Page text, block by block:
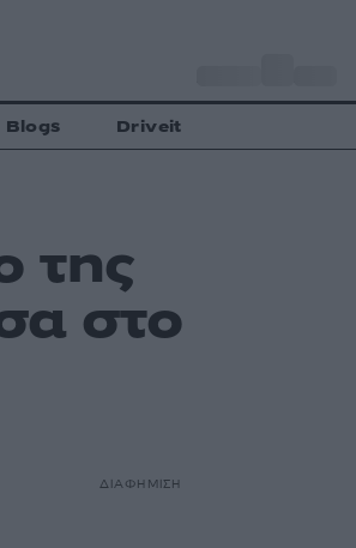
Blogs Driveit
της
στο
ΔΙΑΦΗΜΙΣΗ